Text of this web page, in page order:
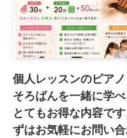
個人レッスンのピアノ
そろばんを一緒に学べ
とてもお得な内容です
ずはお気軽にお問い